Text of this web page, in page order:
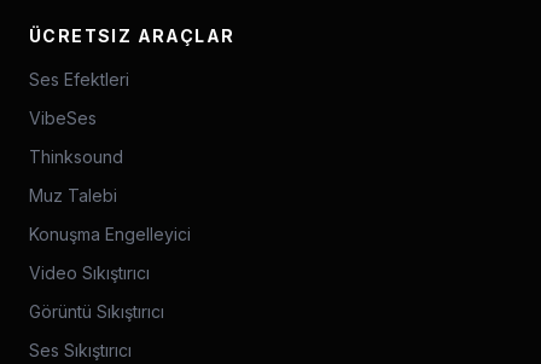
ÜCRETSIZ ARAÇLAR
Ses Efektleri
VibeSes
Thinksound
Muz Talebi
Konuşma Engelleyici
Video Sıkıştırıcı
Görüntü Sıkıştırıcı
Ses Sıkıştırıcı